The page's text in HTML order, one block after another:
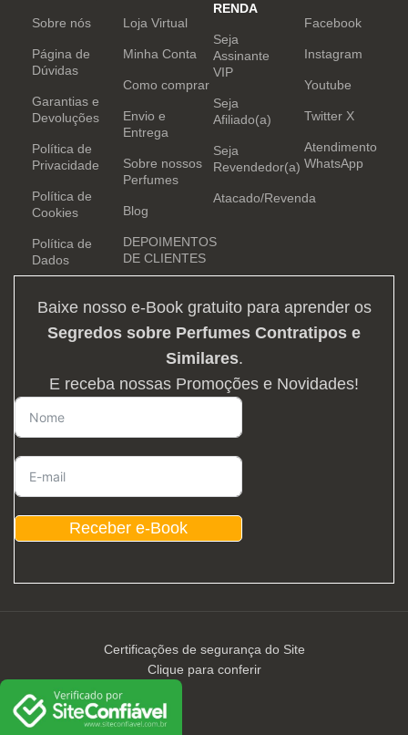
Sobre nós
Página de
Dúvidas
Garantias e
Devoluções
Política de
Privacidade
Política de
Cookies
Política de
Dados
Loja Virtual
Minha Conta
Como comprar
Envio e
Entrega
Sobre nossos
Perfumes
Blog
DEPOIMENTOS
DE CLIENTES
RENDA
Seja
Assinante
VIP
Seja
Afiliado(a)
Seja
Revendedor(a)
Atacado/Revenda
Facebook
Instagram
Youtube
Twitter X
Atendimento
WhatsApp
Baixe nosso e-Book gratuito para aprender os
Segredos sobre Perfumes Contratipos e
Similares.
E receba nossas Promoções e Novidades!
Receber e-Book
Certificações de segurança do Site
Clique para conferir